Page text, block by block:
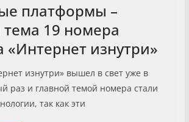
платформы –
тема 19 номера
«Интернет изнутри»
изнутри» вышел в свет уже в
раз и главной темой номера стали
так как эти